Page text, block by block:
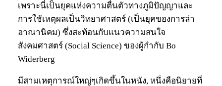
เพราะนี่เป็นยุคแห่งความตื่นตัวทางภูมิปัญญาและ
การใช้เหตุผลเป็นวิทยาศาสตร์ (เป็นยุคของการล่า
อาณานิคม) ซึ่งสะท้อนกับแนวความสนใจ
สังคมศาสตร์ (Social Science) ของผู้กำกับ Bo
Widerberg
มีสามเหตุการณ์ใหญ่ๆเกิดขึ้นในหนัง, หนึ่งคือนิยายที่